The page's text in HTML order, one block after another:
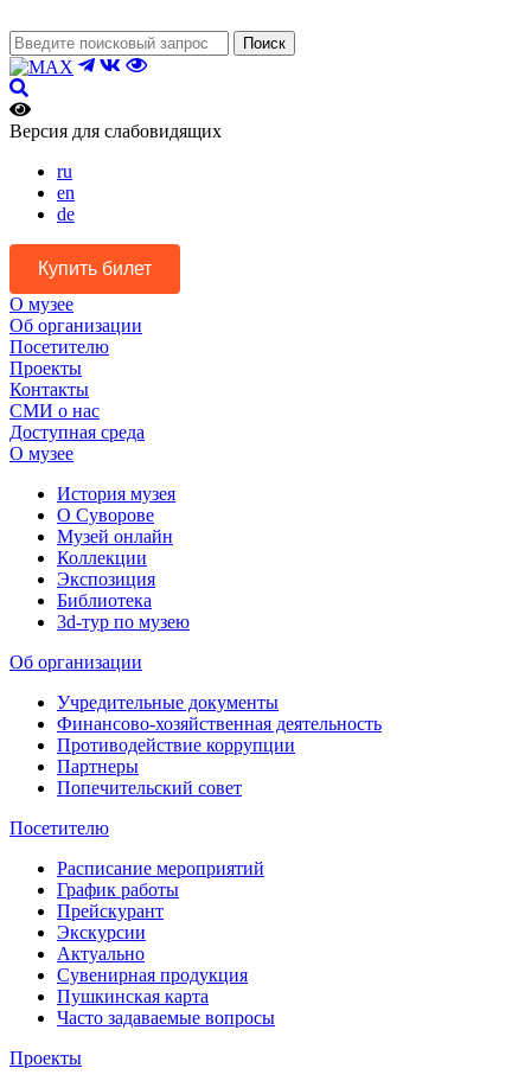
Поиск
Версия для слабовидящих
ru
en
de
Купить билет
О музее
Об организации
Посетителю
Проекты
Контакты
СМИ о нас
Доступная среда
О музее
История музея
О Суворове
Музей онлайн
Коллекции
Экспозиция
Библиотека
3d-тур по музею
Об организации
Учредительные документы
Финансово-хозяйственная деятельность
Противодействие коррупции
Партнеры
Попечительский совет
Посетителю
Расписание мероприятий
График работы
Прейскурант
Экскурсии
Актуально
Сувенирная продукция
Пушкинская карта
Часто задаваемые вопросы
Проекты